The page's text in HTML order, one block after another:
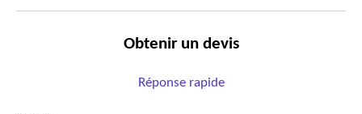
Obtenir un devis
Réponse rapide